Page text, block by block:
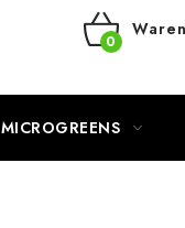
MICROGREENS